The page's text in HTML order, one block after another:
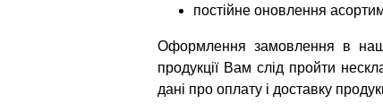
постійне оновлення
Оформлення замовлення в
продукції Вам слід пройти
дані про оплату і доставку